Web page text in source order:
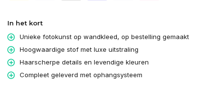
In het kort
Unieke fotokunst op wandkleed, op bestelling gemaakt
Hoogwaardige stof met luxe uitstraling
Haarscherpe details en levendige kleuren
Compleet geleverd met ophangsysteem